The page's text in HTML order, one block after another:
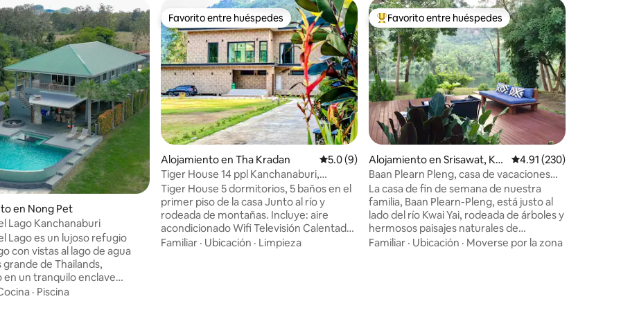
5.0 de 5, 8 reseñas
en Nong Pet
Lago Kanchanaburi
Lago es un lujoso refugio
con vistas al lago de agua
grande de Thailands,
en un tranquilo enclave
18 km al norte de las
· Piscina
Favorito entre huéspedes
Favorito entre huéspedes
Alojamiento en Tha Kradan Calificación promedio: 5.0 de 5, 9 reseñas
5.0 (9)
Tiger House 14 ppl Kanchanaburi,
cascada de Erawan
Tiger House 5 dormitorios, 5 baños en el
primer piso de la casa Junto al río y
rodeada de montañas. Incluye: aire
acondicionado Wifi Televisión Calentador
de agua Parrilla 500 baños extra
Familiar · Ubicación · Limpieza
Favorito entre huéspedes preferido
Favorito entre huéspedes
Alojamiento en Srisawat, Ka
nchanaburi
Calificación promedio:
4.91 (230)
Baan Plearn Pleng, casa de vacaciones
privada junto al río
La casa de fin de semana de nuestra
familia, Baan Plearn-Pleng, está justo al
lado del río Kwai Yai, rodeada de árboles y
hermosos paisajes naturales de
montañas, bosques y ríos. Ubicada en un
Familiar · Ubicación · Moverse por la zona